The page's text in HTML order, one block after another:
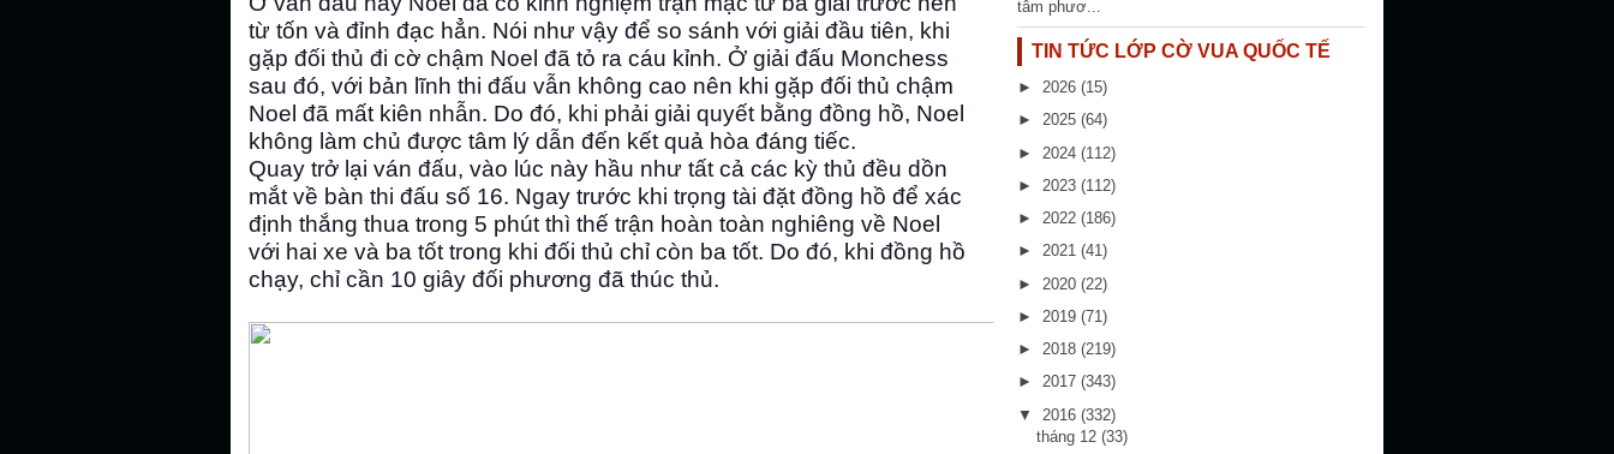
từ tốn và đỉnh đạc hẳn. Nói như vậy để so sánh với giải đầu tiên, khi
gặp đối thủ đi cờ chậm Noel đã tỏ ra cáu kỉnh. Ở giải đấu Monchess
sau đó, với bản lĩnh thi đấu vẫn không cao nên khi gặp đối thủ chậm
Noel đã mất kiên nhẫn. Do đó, khi phải giải quyết bằng đồng hồ, Noel
không làm chủ được tâm lý dẫn đến kết quả hòa đáng tiếc.
Quay trở lại ván đấu, vào lúc này hầu như tất cả các kỳ thủ đều dồn
mắt về bàn thi đấu số 16. Ngay trước khi trọng tài đặt đồng hồ để xác
định thắng thua trong 5 phút thì thế trận hoàn toàn nghiêng về Noel
với hai xe và ba tốt trong khi đối thủ chỉ còn ba tốt. Do đó, khi đồng hồ
chạy, chỉ cần 10 giây đối phương đã thúc thủ.
tâm phươ...
TIN TỨC LỚP CỜ VUA QUỐC TẾ
► 2026 (15)
► 2025 (64)
► 2024 (112)
► 2023 (112)
► 2022 (186)
► 2021 (41)
► 2020 (22)
► 2019 (71)
► 2018 (219)
► 2017 (343)
▼ 2016 (332)
tháng 12 (33)